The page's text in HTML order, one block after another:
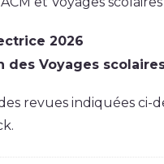
2026
des Voyages
revues indiquées ci-